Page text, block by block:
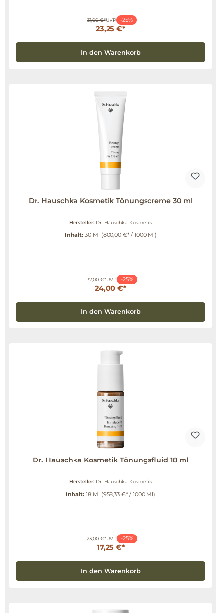
31,00 €*UVP -25%
23,25 €*
In den Warenkorb
Dr. Hauschka Kosmetik Tönungscreme 30 ml
Hersteller: Dr. Hauschka Kosmetik
Inhalt: 30 Ml (800,00 €* / 1000 Ml)
32,00 €*UVP -25%
24,00 €*
In den Warenkorb
Dr. Hauschka Kosmetik Tönungsfluid 18 ml
Hersteller: Dr. Hauschka Kosmetik
Inhalt: 18 Ml (958,33 €* / 1000 Ml)
23,00 €*UVP -25%
17,25 €*
In den Warenkorb